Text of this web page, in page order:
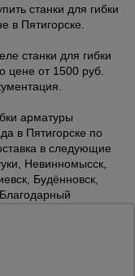
станки для гибки
в Пятигорске.
станки для гибки
цене от 1500 руб.
арматуры
в Пятигорске по
в следующие
Невинномысск,
Будённовск,